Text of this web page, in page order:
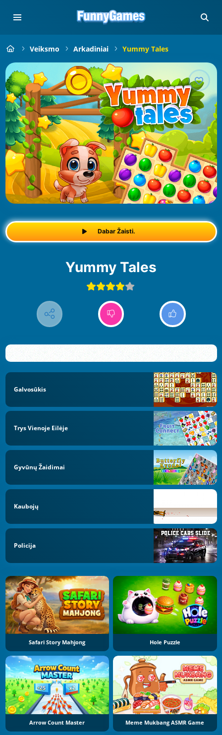
Veiksmo Arkadiniai Yummy Tales
Dabar Žaisti.
Yummy Tales
Galvosūkis
Trys Vienoje Eilėje
Gyvūnų Žaidimai
Kaubojų
Policija
Safari Story Mahjong Hole Puzzle
Arrow Count Master Meme Mukbang ASMR Game